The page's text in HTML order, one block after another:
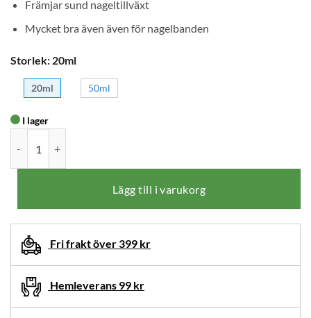
Främjar sund nageltillväxt
Mycket bra även även för nagelbanden
Storlek: 20ml
20ml 50ml
I lager
Lägg till i varukorg
Fri frakt över 399 kr
Hemleverans 99 kr